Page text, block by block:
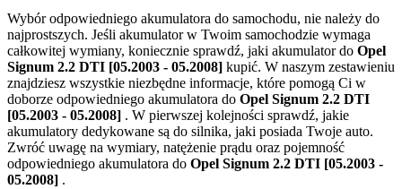
Wybór odpowiedniego akumulatora do samochodu, nie należy do
najprostszych. Jeśli akumulator w Twoim samochodzie wymaga
całkowitej wymiany, koniecznie sprawdź, jaki akumulator do Opel
Signum 2.2 DTI [05.2003 - 05.2008] kupić. W naszym zestawieniu
znajdziesz wszystkie niezbędne informacje, które pomogą Ci w
doborze odpowiedniego akumulatora do Opel Signum 2.2 DTI
[05.2003 - 05.2008] . W pierwszej kolejności sprawdź, jakie
akumulatory dedykowane są do silnika, jaki posiada Twoje auto.
Zwróć uwagę na wymiary, natężenie prądu oraz pojemność
odpowiedniego akumulatora do Opel Signum 2.2 DTI [05.2003 -
05.2008] .